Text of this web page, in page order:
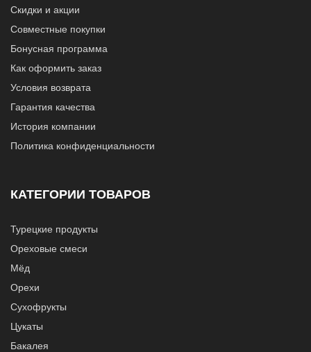
КАТЕГОРИИ ТОВАРОВ
Турецкие продукты
Ореховые смеси
Мёд
Орехи
Сухофрукты
Цукаты
Бакалея
Скидки и акции
Совместные покупки
Бонусная программа
Как оформить заказ
Условия возврата
Гарантия качества
История компании
Политика конфиденциальности